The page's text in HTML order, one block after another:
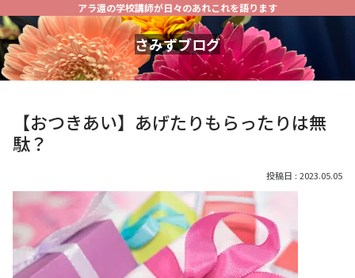
アラ還の学校講師が日々のあれこれを語ります
さみずブログ
【おつきあい】あげたりもらったりは無
駄？
2023.05.05